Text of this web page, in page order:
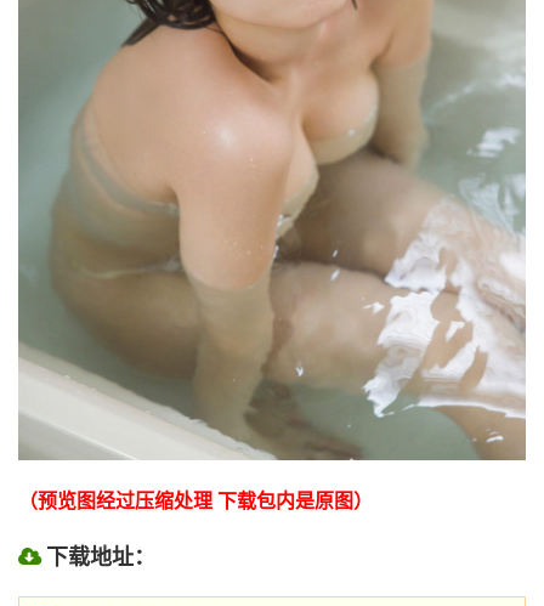
（预览图经过压缩处理 下载包内是原图）
下载地址：